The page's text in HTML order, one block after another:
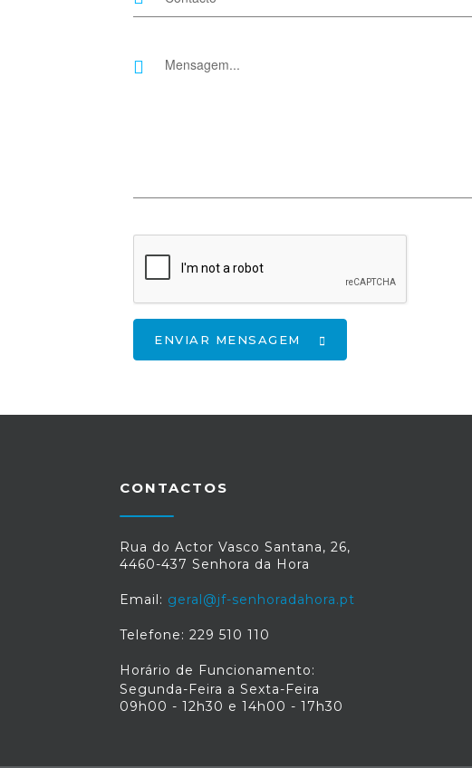
ENVIAR MENSAGEM
CONTACTOS
Rua do Actor Vasco Santana, 26,
4460-437 Senhora da Hora
Email: geral@jf-senhoradahora.pt
Telefone: 229 510 110
Horário de Funcionamento:
Segunda-Feira a Sexta-Feira
09h00 - 12h30 e 14h00 - 17h30